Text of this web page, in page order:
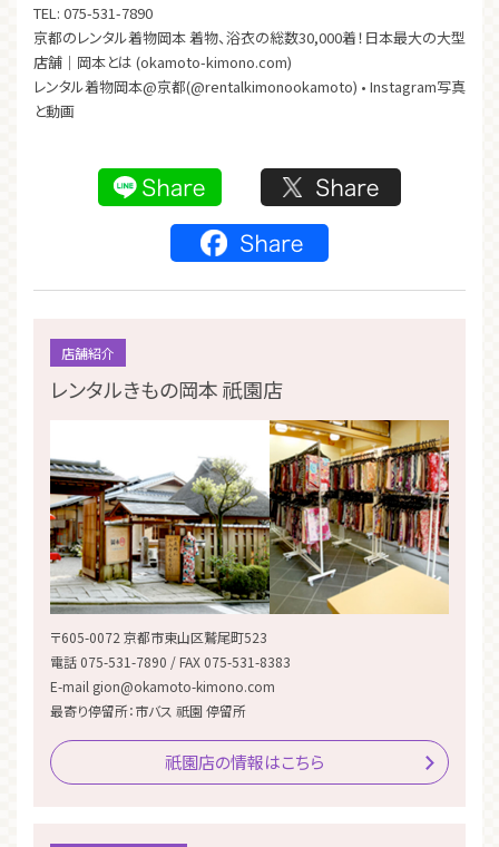
TEL: 075-531-7890
京都のレンタル着物岡本 着物、浴衣の総数30,000着！日本最大の大型
店舗｜岡本とは (okamoto-kimono.com)
レンタル着物岡本@京都(@rentalkimonookamoto) • Instagram写真
と動画
店舗紹介
レンタルきもの岡本 祇園店
〒605-0072 京都市東山区鷲尾町523
電話 075-531-7890 / FAX 075-531-8383
E-mail gion@okamoto-kimono.com
最寄り停留所：市バス 祇園 停留所
祇園店の情報はこちら